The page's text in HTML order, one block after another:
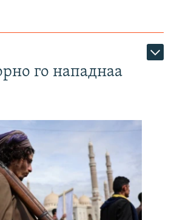
го нападнаа